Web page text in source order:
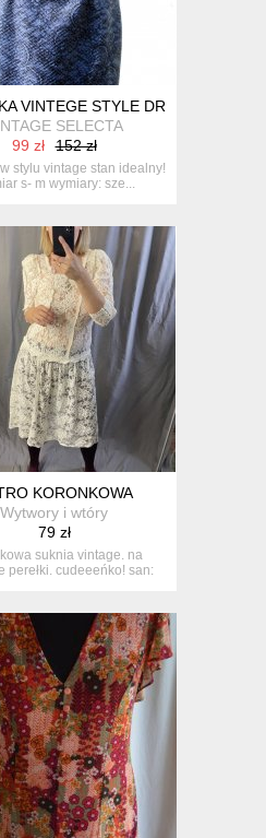
VINTEGE STYLE DRESS
SELECTA
99 zł
152 zł
stylu vintage stan idealny!
s- m wymiary: sze...
KORONKOWA
Wytwory i wtóry
79 zł
suknia vintage. na
perełki. cudeeeńko! san: